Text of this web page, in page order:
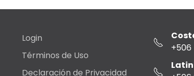
Login
Términos de Uso
Declaración de Privacidad